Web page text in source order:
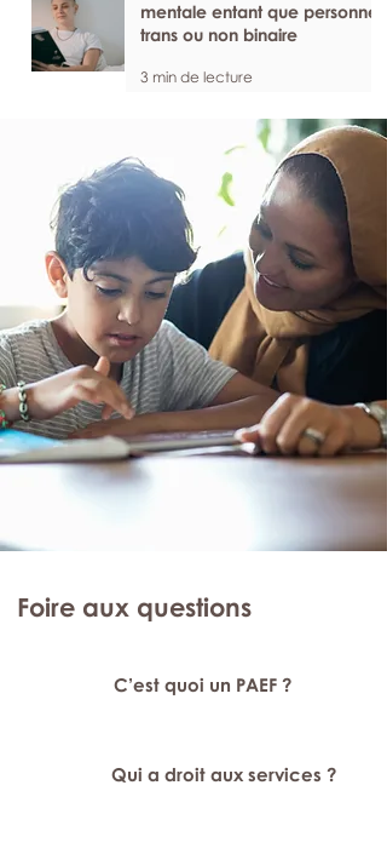
mentale entant que personne
trans ou non binaire
3 min de lecture
Foire aux questions
C’est quoi un PAEF ?
Qui a droit aux services ?